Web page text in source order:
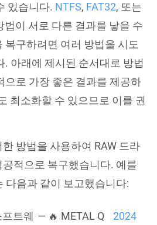
있습니다. NTFS, FAT32, 또는
법이 서로 다른 결과를 낳을 수
복구하려면 여러 방법을 시도
. 아래에 제시된 순서대로 방법
으로 가장 좋은 결과를 제공하
최소화할 수 있으므로 이를 권
방법을 사용하여 RAW 드라
적으로 복구했습니다. 예를
다음과 같이 보고했습니다:
트웨 — 🔥 METAL Q
2024